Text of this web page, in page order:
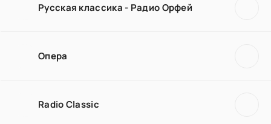
Русская классика - Радио Орфей
Опера
Radio Classic